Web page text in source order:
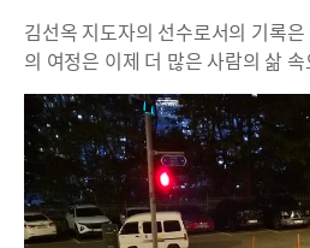
김선옥 지도자의 선수로서의 기록
의 여정은 이제 더 많은 사람의 삶